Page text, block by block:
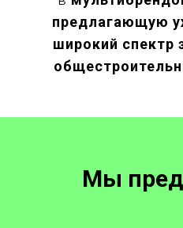
предлагающую
широкий спектр
Мы